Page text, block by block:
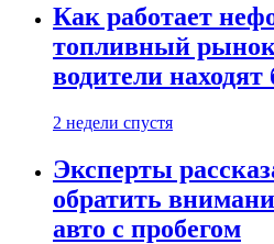
Как работает
топливный рынок
водители находят
2 недели спустя
Эксперты
обратить
авто с пробегом